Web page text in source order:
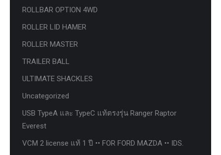
ROLLBAR OPTION 4WD
ROLLER LID HAMER
ROLLER MASTER
TRAILER BALL
ULTIMATE SHACKLES
Uncategorized
USB TypeA และ TypeC แท้ตรงรุ่น Ranger Raptor
Everest
VCM 2 license แท้ 1 ปี •• FOR FORD MAZDA •• IDS.